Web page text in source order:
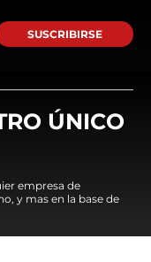
SUSCRIBIRSE
ÚNICO
empresa de
y mas en la base de